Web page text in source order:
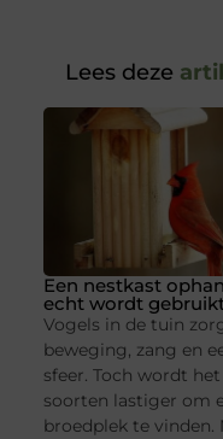
Lees deze
Een nestkast
echt wordt
Vogels in de tuin
beweging, zang en
sfeer. Toch wordt
soorten lastiger om
broedplek te vinden.